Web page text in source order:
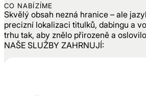
CO NABÍZÍME
Skvělý obsah nezná hranice – ale
precizní lokalizaci titulků, dabingu a
trhu tak, aby znělo přirozeně a
NAŠE SLUŽBY ZAHRNUJÍ: